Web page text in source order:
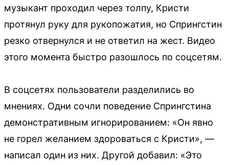
музыкант проходил через толпу, Кристи
протянул руку для рукопожатия, но Спрингстин
резко отвернулся и не ответил на жест. Видео
этого момента быстро разошлось по соцсетям.
В соцсетях пользователи разделились во
мнениях. Одни сочли поведение Спрингстина
демонстративным игнорированием: «Он явно
не горел желанием здороваться с Кристи», —
написал один из них. Другой добавил: «Это